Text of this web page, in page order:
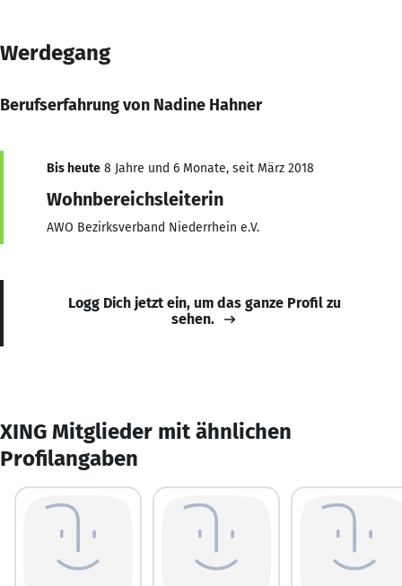
Werdegang
Berufserfahrung von Nadine Hahner
Bis heute 8 Jahre und 6 Monate, seit März 2018
Wohnbereichsleiterin
AWO Bezirksverband Niederrhein e.V.
Logg Dich jetzt ein, um das ganze Profil zu
sehen.
XING Mitglieder mit ähnlichen
Profilangaben